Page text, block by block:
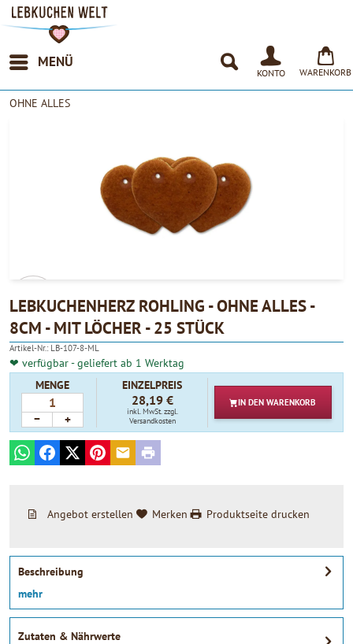
MENÜ
KONTO WARENKORB
OHNE ALLES
4.90
LEBKUCHENHERZ ROHLING - OHNE ALLES -
8CM - MIT LÖCHER - 25 STÜCK
Artikel-Nr.: LB-107-8-ML
❤ verfügbar - geliefert ab 1 Werktag
MENGE
− +
EINZELPREIS
28,19 €
inkl. MwSt.zzgl.
Versandkosten
IN DEN WARENKORB
WhatsAppFacebook
X PinterestE-mailPrint
Angebot erstellen Merken Produktseite drucken
Beschreibung
mehr
Zutaten & Nährwerte